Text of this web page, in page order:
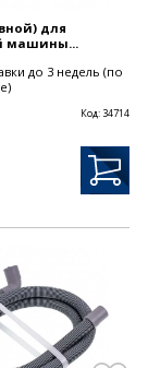
для
машины...
до 3 недель (по
Код: 34714